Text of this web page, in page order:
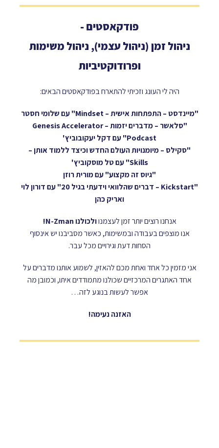
פודקאסטים -
ניהול זמן (ניהול עצמי), ניהול משימות
ופרודוקטיביות
היה לי העונג וזכיתי להתארח בפודקאסטים הבאים:
"מיינדסט – התפתחות אישית – Mindset" עם שלומי חסטר
"סלאשר – מדברים יזמות – Genesis Accelerator
Podcast" עם דקל יעקובוביץ'
"סקילס – מיומנויות העולם החדש וכיצד ללמוד אותן –
Skills" עם טל מוסקוביץ'
"גיוס זה מקצוע" עם מורית רוזן
"Kickstart – דברים שהלוואי וידעתי בגיל 20" עם דורון לוי
ואריק כהן
אנחנו רוצים יותר זמן לעצמנוולכולנו N-Zman!
אנו מוצפים בעבודה ובמשימות, כאשר מסביבנו יש אינסוף
הסחות דעת וגירויים מכל עבר.
אני מזמין כל אחד ואחת מכם להאזין, לשמוע אותנו מדברים על
אחד האתגרים המרכזיים שכולנו מתמודדים איתו, וכמובן מה
אפשר לעשות בנוגע לזה…
האזנה נעימה!